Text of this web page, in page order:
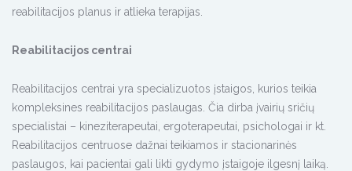
reabilitacijos planus ir atlieka terapijas.
Reabilitacijos centrai
Reabilitacijos centrai yra specializuotos įstaigos, kurios teikia
kompleksines reabilitacijos paslaugas. Čia dirba įvairių sričių
specialistai – kineziterapeutai, ergoterapeutai, psichologai ir kt.
Reabilitacijos centruose dažnai teikiamos ir stacionarinės
paslaugos, kai pacientai gali likti gydymo įstaigoje ilgesnį laiką.